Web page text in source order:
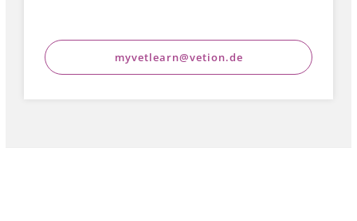
myvetlearn@vetion.de